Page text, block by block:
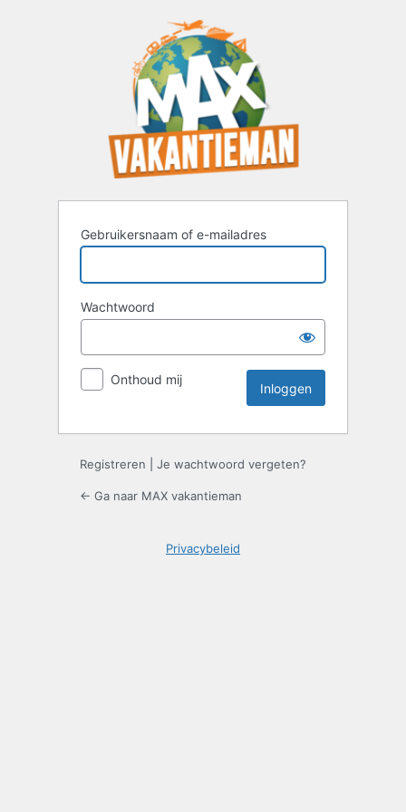
Gebruikersnaam of e-mailadres
Wachtwoord
Onthoud mij
Registreren Je wachtwoord vergeten?
← Ga naar MAX vakantieman
Privacybeleid